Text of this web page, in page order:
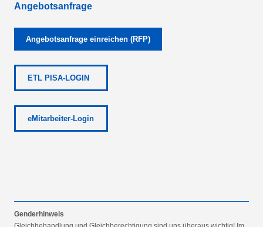
Angebotsanfrage
Angebotsanfrage einreichen (RFP)
ETL PISA-LOGIN
eMitarbeiter-Login
Genderhinweis